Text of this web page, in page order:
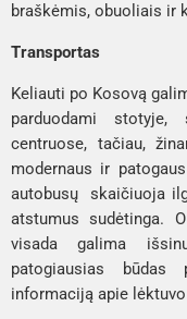
braškėmis, obuoliais ir
Transportas
Keliauti po Kosovą
parduodami
centruose, tačiau,
modernaus ir
autobusų skaičiuoja
atstumus sudėtinga.
visada galima
patogiausias
informaciją apie